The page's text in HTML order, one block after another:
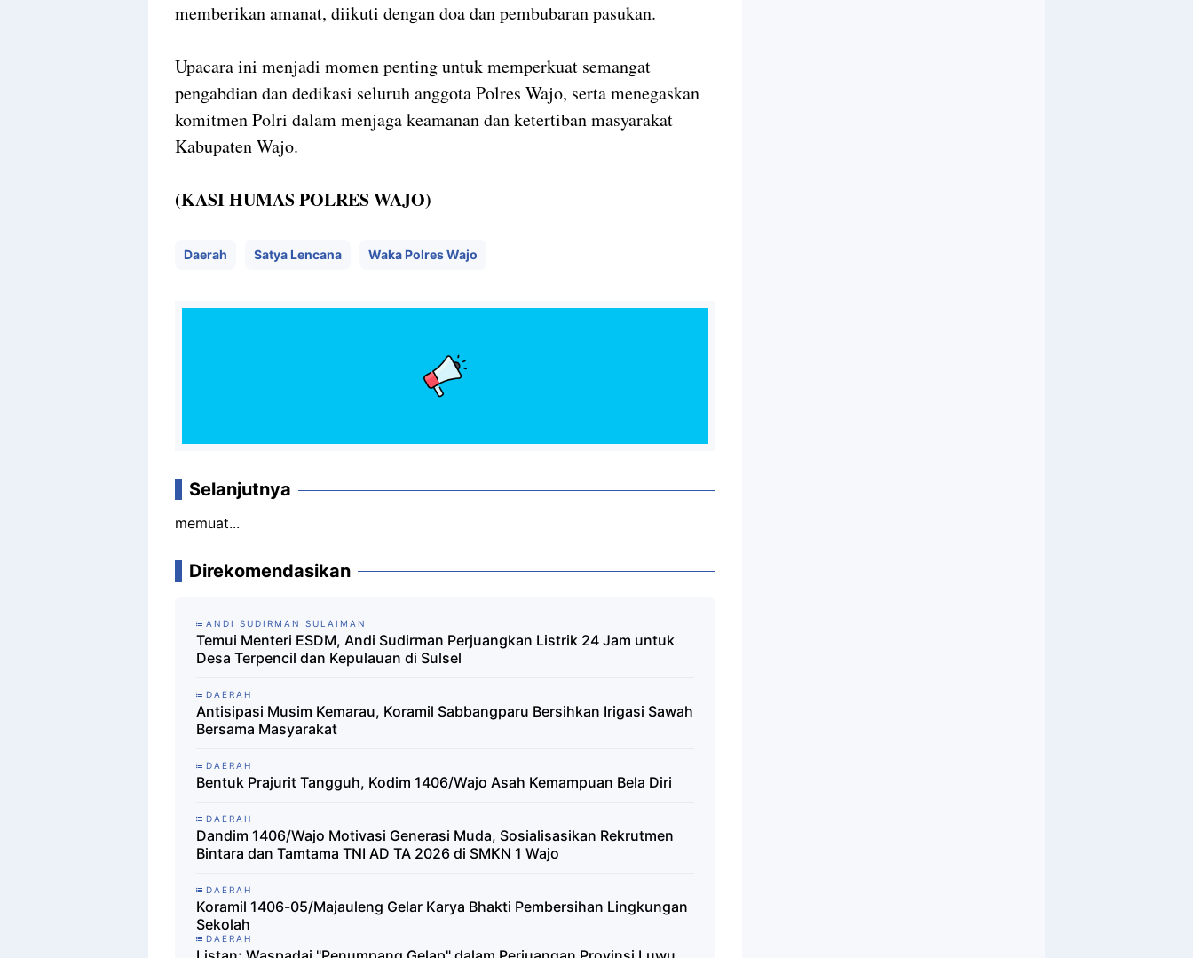
memberikan amanat, diikuti dengan doa dan pembubaran pasukan.
Upacara ini menjadi momen penting untuk memperkuat semangat
pengabdian dan dedikasi seluruh anggota Polres Wajo, serta menegaskan
komitmen Polri dalam menjaga keamanan dan ketertiban masyarakat
Kabupaten Wajo.
(KASI HUMAS POLRES WAJO)
Daerah Satya Lencana Waka Polres Wajo
Selanjutnya
memuat...
Direkomendasikan
ANDI SUDIRMAN SULAIMAN
Temui Menteri ESDM, Andi Sudirman Perjuangkan Listrik 24 Jam untuk
Desa Terpencil dan Kepulauan di Sulsel
DAERAH
Antisipasi Musim Kemarau, Koramil Sabbangparu Bersihkan Irigasi Sawah
Bersama Masyarakat
DAERAH
Bentuk Prajurit Tangguh, Kodim 1406/Wajo Asah Kemampuan Bela Diri
DAERAH
Dandim 1406/Wajo Motivasi Generasi Muda, Sosialisasikan Rekrutmen
Bintara dan Tamtama TNI AD TA 2026 di SMKN 1 Wajo
DAERAH
Koramil 1406-05/Majauleng Gelar Karya Bhakti Pembersihan Lingkungan
Sekolah
DAERAH